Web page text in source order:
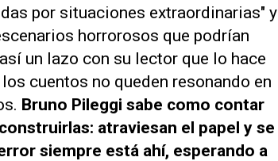
por situaciones extraordinarias" y
horrorosos que podrían
un lazo con su lector que lo hace
cuentos no queden resonando en
Bruno Pileggi sabe como contar
atraviesan el papel y se
siempre está ahí, esperando a